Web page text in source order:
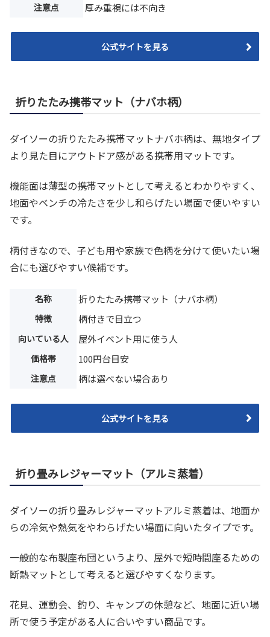
注意点 厚み重視には不向き
公式サイトを見る
折りたたみ携帯マット（ナバホ柄）
ダイソーの折りたたみ携帯マットナバホ柄は、無地タイプ
より見た目にアウトドア感がある携帯用マットです。
機能面は薄型の携帯マットとして考えるとわかりやすく、
地面やベンチの冷たさを少し和らげたい場面で使いやすい
です。
柄付きなので、子ども用や家族で色柄を分けて使いたい場
合にも選びやすい候補です。
名称 折りたたみ携帯マット（ナバホ柄）
特徴 柄付きで目立つ
向いている人 屋外イベント用に使う人
価格帯 100円台目安
注意点 柄は選べない場合あり
公式サイトを見る
折り畳みレジャーマット（アルミ蒸着）
ダイソーの折り畳みレジャーマットアルミ蒸着は、地面か
らの冷気や熱気をやわらげたい場面に向いたタイプです。
一般的な布製座布団というより、屋外で短時間座るための
断熱マットとして考えると選びやすくなります。
花見、運動会、釣り、キャンプの休憩など、地面に近い場
所で使う予定がある人に合いやすい商品です。